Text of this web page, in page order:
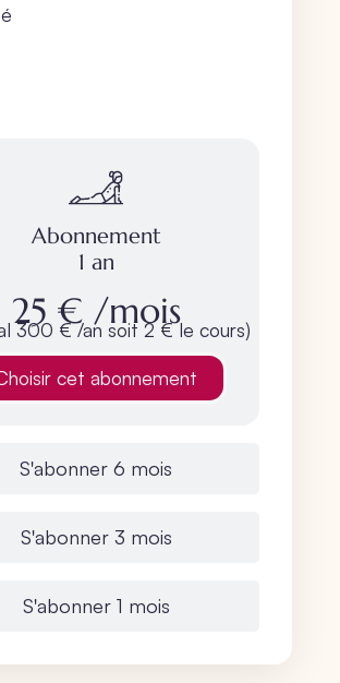
S'abonner 6 mois
S'abonner 3 mois
S'abonner 1 mois
Abonnement
1 an
25 € /mois
300 € /an soit 2 € le cours)
cet abonnement